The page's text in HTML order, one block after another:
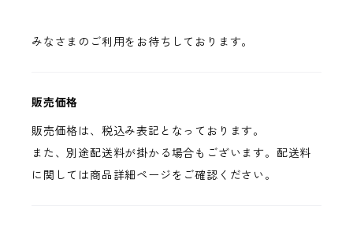
みなさまのご利用をお待ちしております。
販売価格
販売価格は、税込み表記となっております。
また、別途配送料が掛かる場合もございます。配送料
に関しては商品詳細ページをご確認ください。